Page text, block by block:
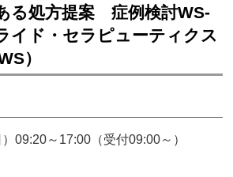
る処方提案 症例検討WS-
イド・セラピューティクス
）
09:20～17:00（受付09:00～）